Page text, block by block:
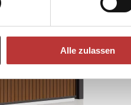
Alle zulassen